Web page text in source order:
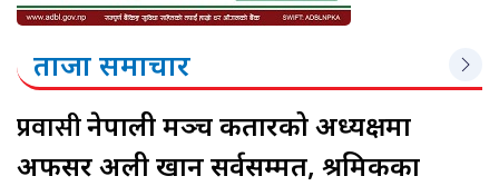
ताजा समाचार
प्रवासीनेपाली मञ्च कतारको अध्यक्षमा
अफसर अली खान सर्वसम्मत, श्रमिकका